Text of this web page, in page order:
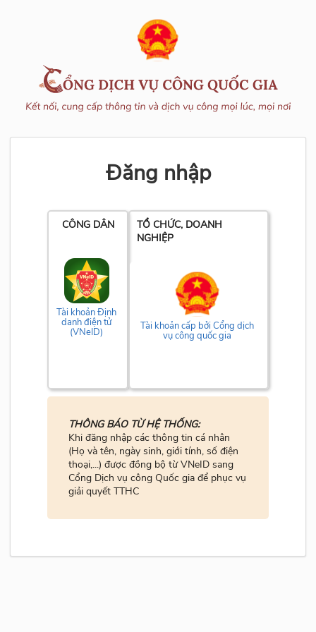
Đăng nhập
CÔNG DÂN
Tài khoản Định
danh điện tử
(VNeID)
TỔ CHỨC, DOANH
NGHIỆP
Tài khoản cấp bởi Cổng dịch
vụ công quốc gia
THÔNG BÁO TỪ HỆ THỐNG:
Khi đăng nhập các thông tin cá nhân
(Họ và tên, ngày sinh, giới tính, số điện
thoại,...) được đồng bộ từ VNeID sang
Cổng Dịch vụ công Quốc gia để phục vụ
giải quyết TTHC